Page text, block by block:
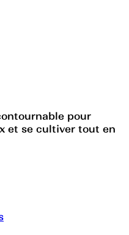
pour
et se cultiver tout en